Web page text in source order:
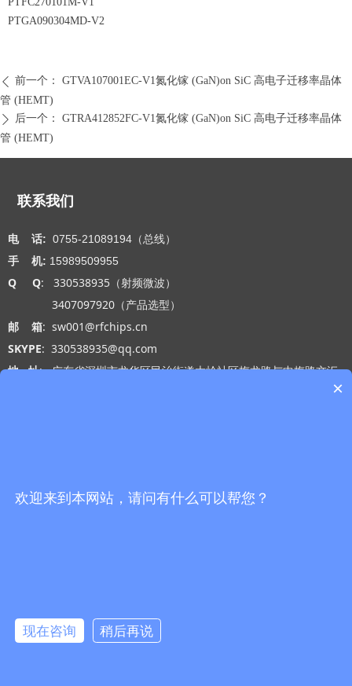
PTGA090304MD-V2
ꄴ 前一个：
GTVA107001EC-V1氮化镓 (GaN)on SiC 高电子迁移率晶体
管 (HEMT)
ꄲ 后一个：
GTRA412852FC-V1氮化镓 (GaN)on SiC 高电子迁移率晶体
管 (HEMT)
联系我们
电 话: 0755-21089194（总线）
手 机: 15989509955
Q Q: 330538935（射频微波）
3407097920（产品选型）
邮 箱: sw001@rfchips.cn
SKYPE: 330538935@qq.com
地 址: 广东省深圳市龙华区民治街道大岭社区梅龙路与中梅路交汇
联系我们
×
欢迎来到本网站，请问有什么可以帮您？
现在咨询 稍后再说